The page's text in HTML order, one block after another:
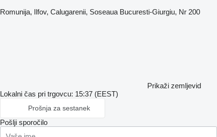
Romunija, Ilfov, Calugarenii, Soseaua Bucuresti-Giurgiu, Nr 200
Prikaži zemljevid
Lokalni čas pri trgovcu: 15:37 (EEST)
Prošnja za sestanek
Pošlji sporočilo